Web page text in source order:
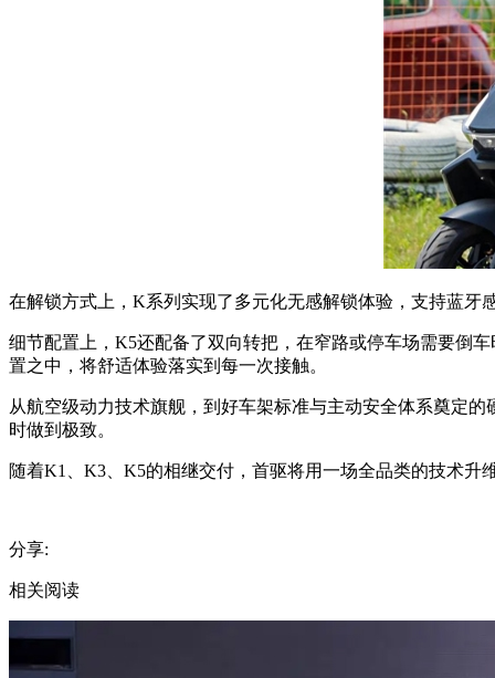
在解锁方式上，K系列实现了多元化无感解锁体验，支持蓝牙
细节配置上，K5还配备了双向转把，在窄路或停车场需要倒
置之中，将舒适体验落实到每一次接触。
从航空级动力技术旗舰，到好车架标准与主动安全体系奠定
时做到极致。
随着K1、K3、K5的相继交付，首驱将用一场全品类的技术
分享:
相关阅读